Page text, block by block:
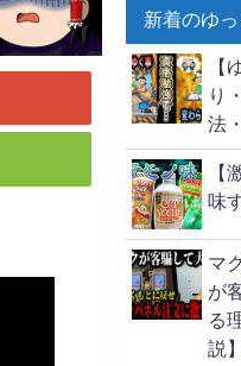
新着のゆ
【
り
法
【
味
マ
が
る
説】